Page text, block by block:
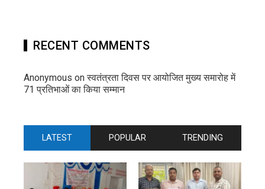
RECENT COMMENTS
Anonymous onस्वतंत्रता दिवस पर आयोजित मुख्य समारोह में
71 प्रतिभाओं का किया सम्मान
LATEST POPULAR TRENDING